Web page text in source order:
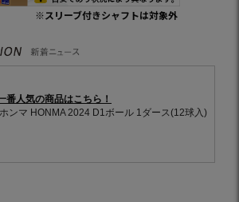
※スリーブ付きシャフトは対象外